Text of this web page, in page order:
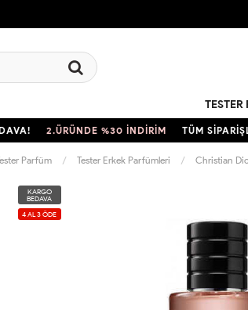
TESTER
2.ÜRÜNDE %30 İNDİRİM TÜM
Parfüm Tester Erkek Parfümleri Christian
KARGO
BEDAVA
4 AL 3 ÖDE